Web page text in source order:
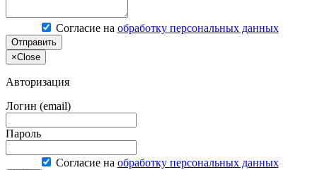
Согласие на обработку персональных данных
Отправить
×Close
Авторизация
Логин (email)
Пароль
Согласие на обработку персональных данных